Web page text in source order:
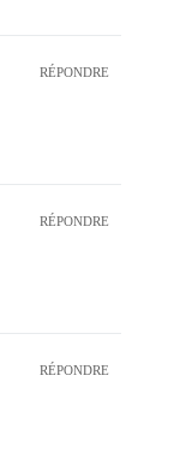
RÉPONDRE
RÉPONDRE
RÉPONDRE